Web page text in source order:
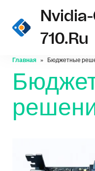
710.ru
Главная Бюджетные